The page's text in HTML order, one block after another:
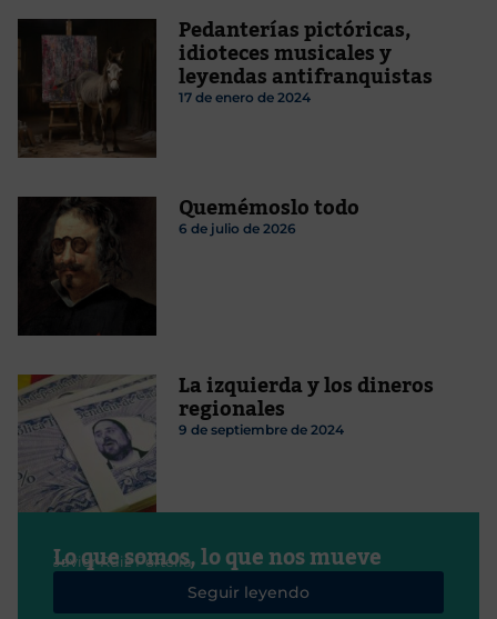
Pedanterías pictóricas,
idioteces musicales y
leyendas antifranquistas
17 de enero de 2024
Quemémoslo todo
6 de julio de 2026
La izquierda y los dineros
regionales
9 de septiembre de 2024
Lo que somos, lo que nos mueve
Javier Ruiz Portella
Seguir leyendo